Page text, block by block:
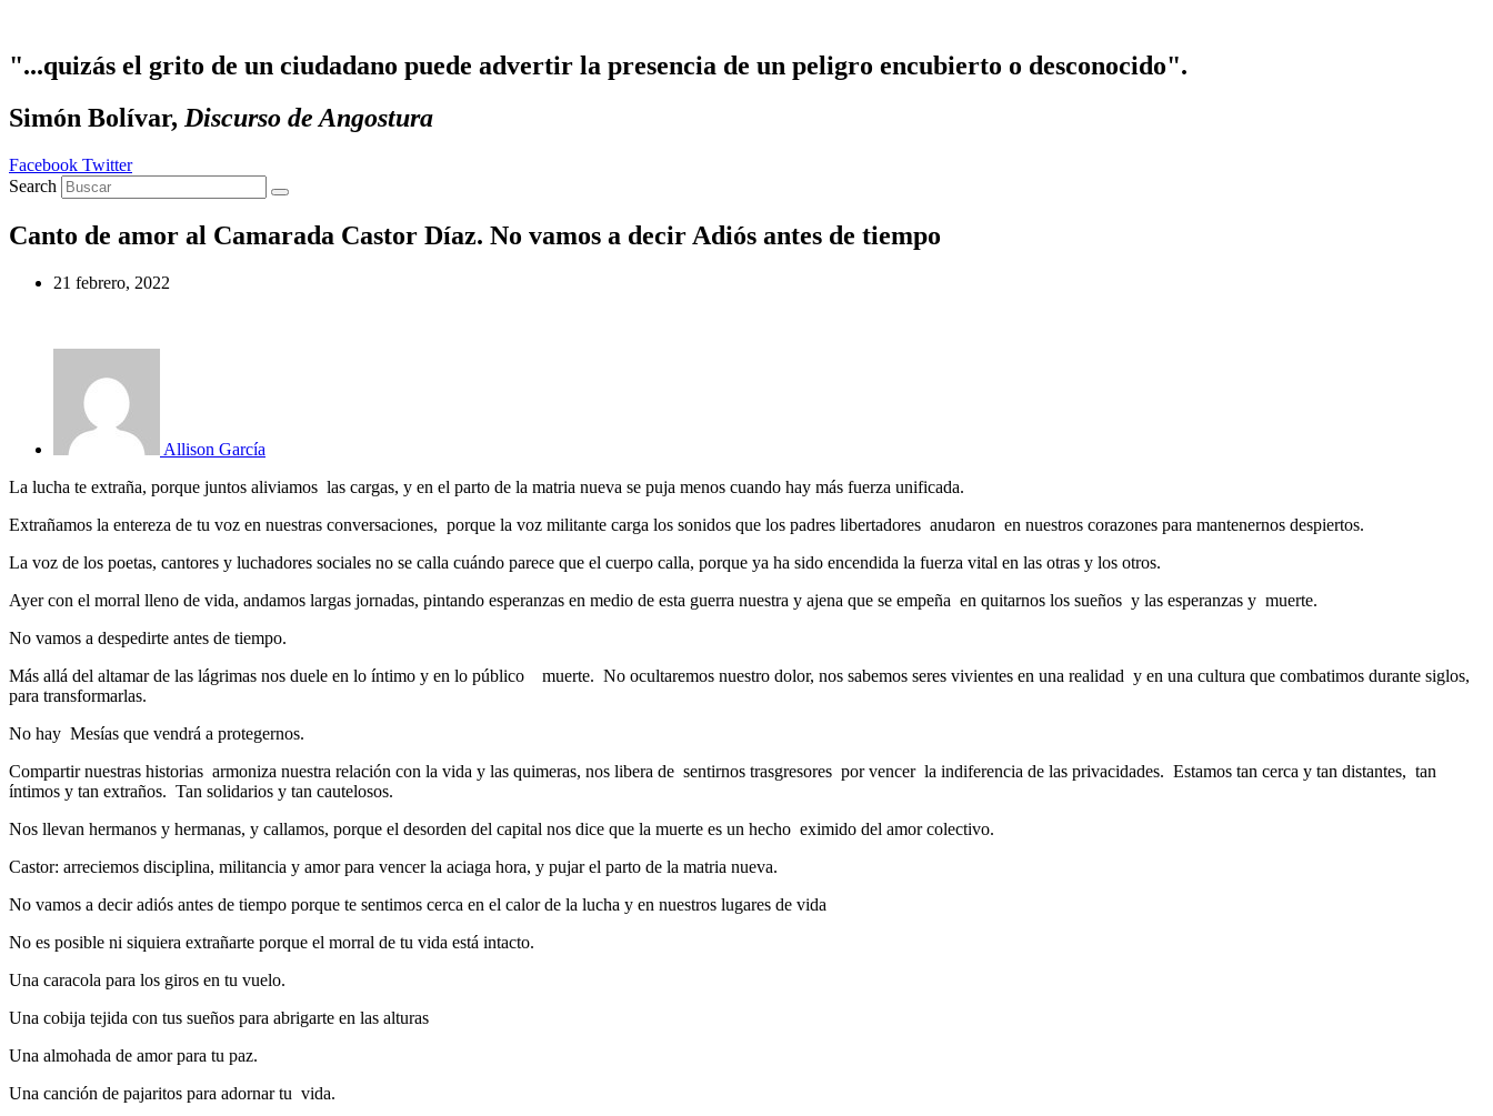
contenido
"...quizás el grito de un ciudadano puede advertir la presencia de un peligro encubierto o desconocido".
Simón Bolívar, Discurso de Angostura
Facebook Twitter
Search
Canto de amor al Camarada Castor Díaz. No vamos a decir Adiós antes de tiempo
21 febrero, 2022
Allison García
La lucha te extraña, porque juntos aliviamos las cargas, y en el parto de la matria nueva se puja menos cuando hay más fuerza unificada.
Extrañamos la entereza de tu voz en nuestras conversaciones, porque la voz militante carga los sonidos que los padres libertadores anudaron en nuestros corazones para mantenernos despiertos.
La voz de los poetas, cantores y luchadores sociales no se calla cuándo parece que el cuerpo calla, porque ya ha sido encendida la fuerza vital en las otras y los otros.
Ayer con el morral lleno de vida, andamos largas jornadas, pintando esperanzas en medio de esta guerra nuestra y ajena que se empeña en quitarnos los sueños y las esperanzas y muerte.
No vamos a despedirte antes de tiempo.
Más allá del altamar de las lágrimas nos duele en lo íntimo y en lo público muerte. No ocultaremos nuestro dolor, nos sabemos seres vivientes en una realidad y en una cultura que combatimos durante siglos,
para transformarlas.
No hay Mesías que vendrá a protegernos.
Compartir nuestras historias armoniza nuestra relación con la vida y las quimeras, nos libera de sentirnos trasgresores por vencer la indiferencia de las privacidades. Estamos tan cerca y tan distantes, tan
íntimos y tan extraños. Tan solidarios y tan cautelosos.
Nos llevan hermanos y hermanas, y callamos, porque el desorden del capital nos dice que la muerte es un hecho eximido del amor colectivo.
Castor: arreciemos disciplina, militancia y amor para vencer la aciaga hora, y pujar el parto de la matria nueva.
No vamos a decir adiós antes de tiempo porque te sentimos cerca en el calor de la lucha y en nuestros lugares de vida
No es posible ni siquiera extrañarte porque el morral de tu vida está intacto.
Una caracola para los giros en tu vuelo.
Una cobija tejida con tus sueños para abrigarte en las alturas
Una almohada de amor para tu paz.
Una canción de pajaritos para adornar tu vida.